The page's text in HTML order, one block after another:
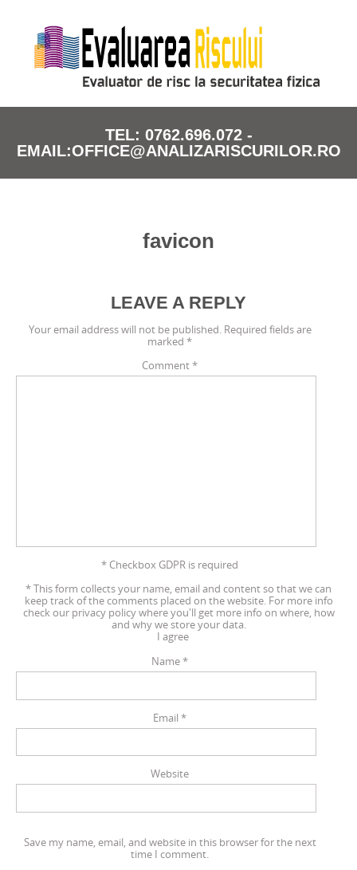
TEL: 0762.696.072 -
EMAIL:OFFICE@ANALIZARISCURILOR.RO
favicon
LEAVE A REPLY
Your email address will not be published. Required fields are
marked *
Comment*
* Checkbox GDPR is required
*This form collects your name, email and content so that we can
keep track of the comments placed on the website. For more info
check our privacy policy where you'll get more info on where, how
and why we store your data.
I agree
Name*
Email *
Website
Save my name, email, and website in this browser for the next
time I comment.